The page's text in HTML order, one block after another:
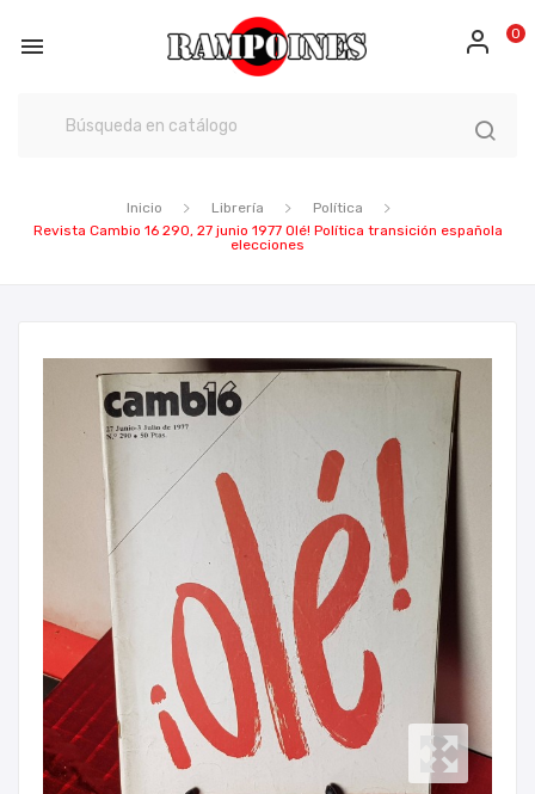
 0
Inicio Librería
Política
Revista Cambio 16 290, 27 junio 1977 Olé! Política transición española
elecciones